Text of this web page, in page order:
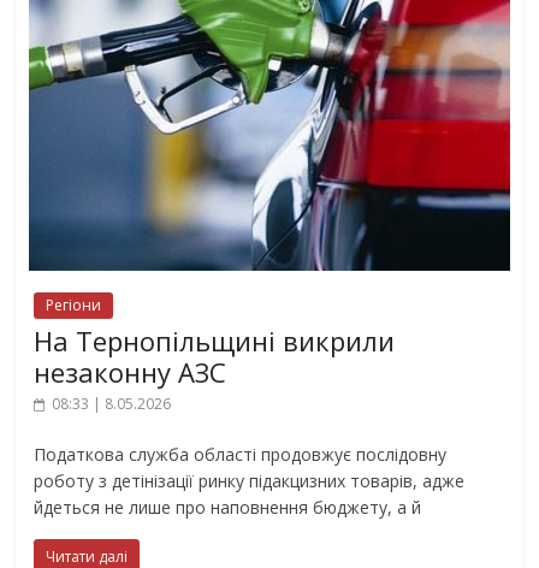
Регіони
На Тернопільщині викрили
незаконну АЗС
08:33 | 8.05.2026
Податкова служба області продовжує послідовну
роботу з детінізації ринку підакцизних товарів, адже
йдеться не лише про наповнення бюджету, а й
Читати далі